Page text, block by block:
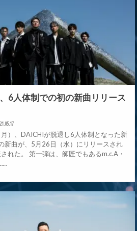
6人体制での初の新曲リリース
）、DAICHIが脱退し6人体制となった新
新曲が、5月26日（水）にリリースされ
れた。 第一弾は、師匠でもあるm.c.A・